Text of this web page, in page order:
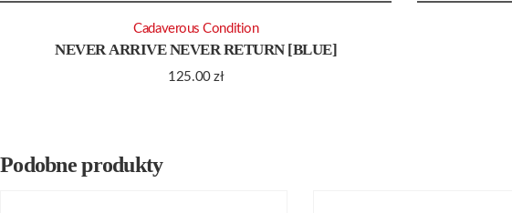
NEVER ARRIVE NEVER RETURN [BLUE]
125.00zł
Cadaverous Condition
Podobne produkty